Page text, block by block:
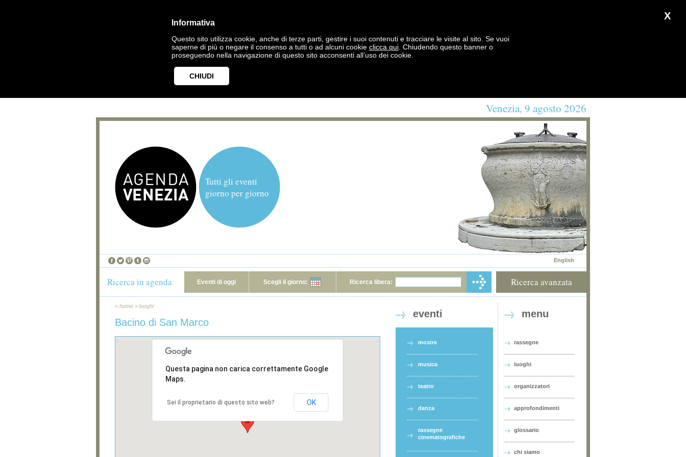
X
Informativa
Questo sito utilizza cookie, anche di terze parti, gestire i suoi contenuti e tracciare le visite al sito. Se vuoi
saperne di più o negare il consenso a tutti o ad alcuni cookie clicca qui . Chiudendo questo banner o
proseguendo nella navigazione di questo sito acconsenti all’uso dei cookie.
CHIUDI
Venezia, 9 agosto 2026
Tutti gli eventi
giorno per giorno
English
Ricerca in agenda Eventi di oggi Scegli il giorno: Ricerca libera: Ricerca avanzata
» home » luoghi
Bacino di San Marco
Questa pagina non carica correttamente Google
Maps.
Sei il proprietario di questo sito web? OK
eventi
mostre
musica
teatro
danza
rassegne
cinematografiche
menu
rassegne
luoghi
organizzatori
approfondimenti
glossario
chi siamo